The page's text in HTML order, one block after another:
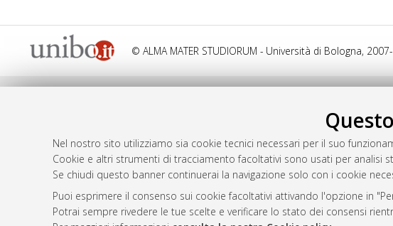
Nel nostro sito utilizziamo sia cookie tecnici necessari per il suo
Cookie e altri strumenti di tracciamento facoltativi sono usati per analisi
Se chiudi questo banner continuerai la navigazione solo con i cookie
Puoi esprimere il consenso sui cookie facoltativi attivando l'opzione in
Potrai sempre rivedere le tue scelte e verificare lo stato dei consensi
© ALMA MATER STUDIORUM - Università di Bologna,